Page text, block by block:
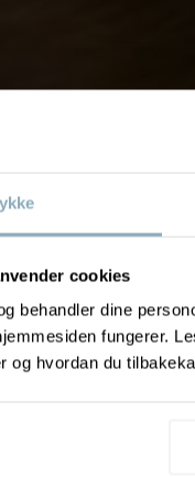
cookies
behandler dine
fungerer.
og hvordan du